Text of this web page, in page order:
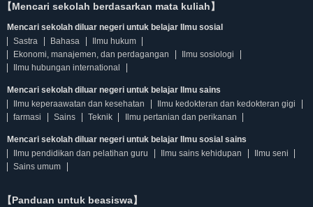
【Mencari sekolah berdasarkan mata kuliah】
Mencari sekolah diluar negeri untuk belajar Ilmu sosial
Sastra
Bahasa
Ilmu hukum
Ekonomi, manajemen, dan perdagangan
Ilmu sosiologi
Ilmu hubungan international
Mencari sekolah diluar negeri untuk belajar Ilmu sains
Ilmu keperaawatan dan kesehatan
Ilmu kedokteran dan kedokteran gigi
farmasi
Sains Teknik Ilmu pertanian dan perikanan
Mencari sekolah diluar negeri untuk belajar Ilmu sosial sains
Ilmu pendidikan dan pelatihan guru
Ilmu sains kehidupan
Ilmu seni
Sains umum
【Panduan untuk beasiswa】